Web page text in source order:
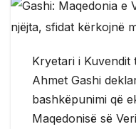
Kryetari i Kuvendit
Ahmet Gashi
bashkëpunimi që
Maqedonisë së